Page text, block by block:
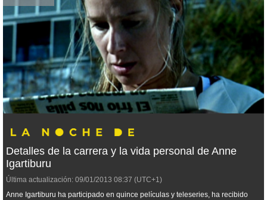
Detalles de la carrera y la vida personal de Anne
Igartiburu
Última actualización: 09/01/2013 08:37 (UTC+1)
Anne Igartiburu ha participado en quince películas y teleseries, ha recibido